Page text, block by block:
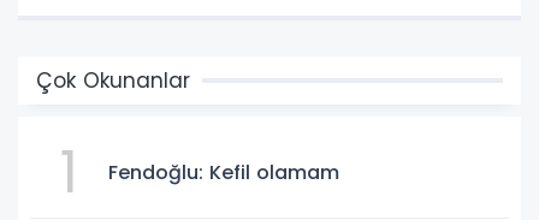
Çok Okunanlar
1 Fendoğlu: Kefil olamam